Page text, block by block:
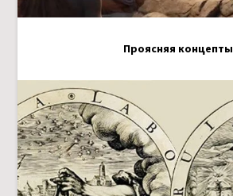
Проясняя концепты